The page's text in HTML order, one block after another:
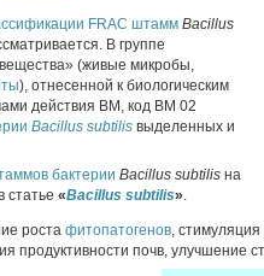
FRAC штамм Bacillus
В группе
(живые микробы,
), отнесенной к биологическим
действия ВМ, код ВМ 02
Bacillus subtilis выделенных и
бактерии Bacillus subtilis на
статье «Bacillus subtilis».
роста фитопатогенов,
продуктивности почв, улучшение